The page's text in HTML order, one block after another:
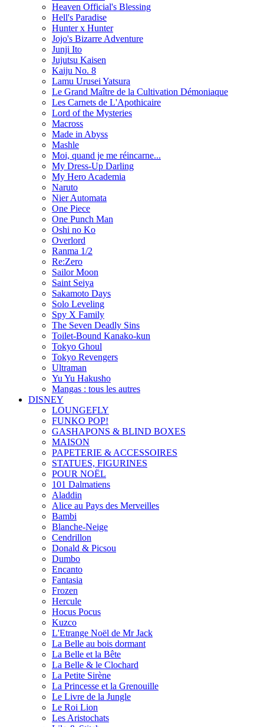
Heaven Official's Blessing
Hell's Paradise
Hunter x Hunter
Jojo's Bizarre Adventure
Junji Ito
Jujutsu Kaisen
Kaiju No. 8
Lamu Urusei Yatsura
Le Grand Maître de la Cultivation Démoniaque
Les Carnets de L'Apothicaire
Lord of the Mysteries
Macross
Made in Abyss
Mashle
Moi, quand je me réincarne...
My Dress-Up Darling
My Hero Academia
Naruto
Nier Automata
One Piece
One Punch Man
Oshi no Ko
Overlord
Ranma 1/2
Re:Zero
Sailor Moon
Saint Seiya
Sakamoto Days
Solo Leveling
Spy X Family
The Seven Deadly Sins
Toilet-Bound Kanako-kun
Tokyo Ghoul
Tokyo Revengers
Ultraman
Yu Yu Hakusho
Mangas : tous les autres
DISNEY
LOUNGEFLY
FUNKO POP!
GASHAPONS & BLIND BOXES
MAISON
PAPETERIE & ACCESSOIRES
STATUES, FIGURINES
POUR NOËL
101 Dalmatiens
Aladdin
Alice au Pays des Merveilles
Bambi
Blanche-Neige
Cendrillon
Donald & Picsou
Dumbo
Encanto
Fantasia
Frozen
Hercule
Hocus Pocus
Kuzco
L'Etrange Noël de Mr Jack
La Belle au bois dormant
La Belle et la Bête
La Belle & le Clochard
La Petite Sirène
La Princesse et la Grenouille
Le Livre de la Jungle
Le Roi Lion
Les Aristochats